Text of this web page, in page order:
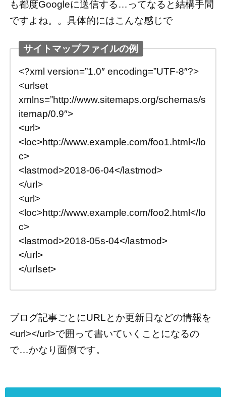
も都度Googleに送信する…ってなると結構手間
ですよね。。具体的にはこんな感じで
サイトマップファイルの例
<?xml version=”1.0″ encoding=”UTF-8″?>
<urlset
xmlns=”http://www.sitemaps.org/schemas/s
itemap/0.9″>
<url>
<loc>http://www.example.com/foo1.html</lo
c>
<lastmod>2018-06-04</lastmod>
</url>
<url>
<loc>http://www.example.com/foo2.html</lo
c>
<lastmod>2018-05s-04</lastmod>
</url>
</urlset>
ブログ記事ごとにURLとか更新日などの情報を
<url></url>で囲って書いていくことになるの
で…かなり面倒です。